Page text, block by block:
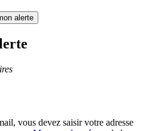
alerte
vous devez saisir votre adresse